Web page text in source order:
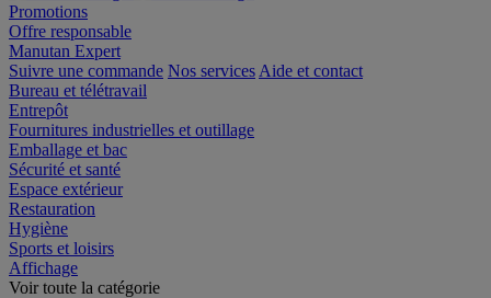
Promotions
Offre responsable
Manutan Expert
Suivre une commande Nos services Aide et contact
Bureau et télétravail
Entrepôt
Fournitures industrielles et outillage
Emballage et bac
Sécurité et santé
Espace extérieur
Restauration
Hygiène
Sports et loisirs
Affichage
Voir toute la catégorie